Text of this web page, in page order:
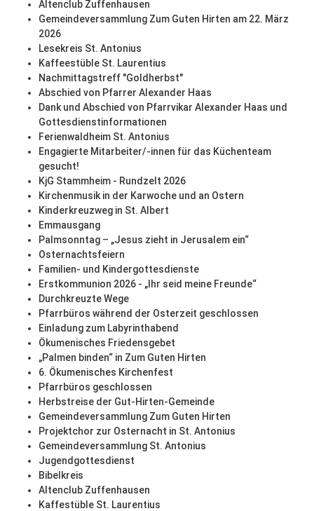
Altenclub Zuffenhausen
Gemeindeversammlung Zum Guten Hirten am 22. März
2026
Lesekreis St. Antonius
Kaffeestüble St. Laurentius
Nachmittagstreff "Goldherbst"
Abschied von Pfarrer Alexander Haas
Dank und Abschied von Pfarrvikar Alexander Haas und
Gottesdienstinformationen
Ferienwaldheim St. Antonius
Engagierte Mitarbeiter/-innen für das Küchenteam
gesucht!
KjG Stammheim - Rundzelt 2026
Kirchenmusik in der Karwoche und an Ostern
Kinderkreuzweg in St. Albert
Emmausgang
Palmsonntag – „Jesus zieht in Jerusalem ein“
Osternachtsfeiern
Familien- und Kindergottesdienste
Erstkommunion 2026 - „Ihr seid meine Freunde“
Durchkreuzte Wege
Pfarrbüros während der Osterzeit geschlossen
Einladung zum Labyrinthabend
Ökumenisches Friedensgebet
„Palmen binden“ in Zum Guten Hirten
6. Ökumenisches Kirchenfest
Pfarrbüros geschlossen
Herbstreise der Gut-Hirten-Gemeinde
Gemeindeversammlung Zum Guten Hirten
Projektchor zur Osternacht in St. Antonius
Gemeindeversammlung St. Antonius
Jugendgottesdienst
Bibelkreis
Altenclub Zuffenhausen
Kaffestüble St. Laurentius